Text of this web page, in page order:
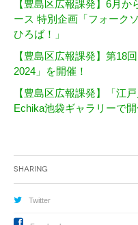
【豊島区広報課発】6月
ース 特別企画「フォーク
ひろば！」
【豊島区広報課発】第18
2024」を開催！
【豊島区広報課発】「江
Echika池袋ギャラリーで開
Sharing
Twitter